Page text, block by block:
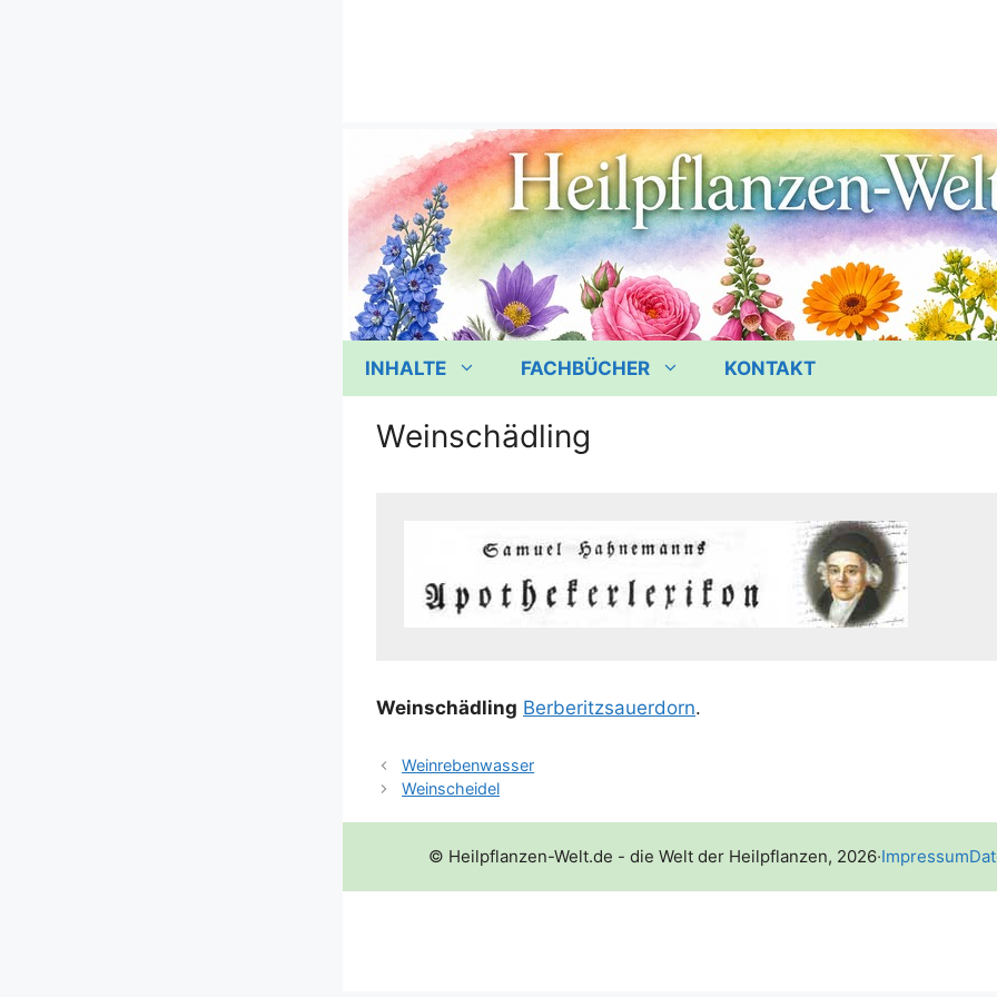
INHALTE FACHBÜCHER KONTAKT
Weinschädling
Wein­schäd­ling Ber­be­ritz­sauer­dorn.
Weinrebenwasser
Weinscheidel
© Heilpflanzen-Welt.de - die Welt der Heilpflanzen, 2026·Impressum